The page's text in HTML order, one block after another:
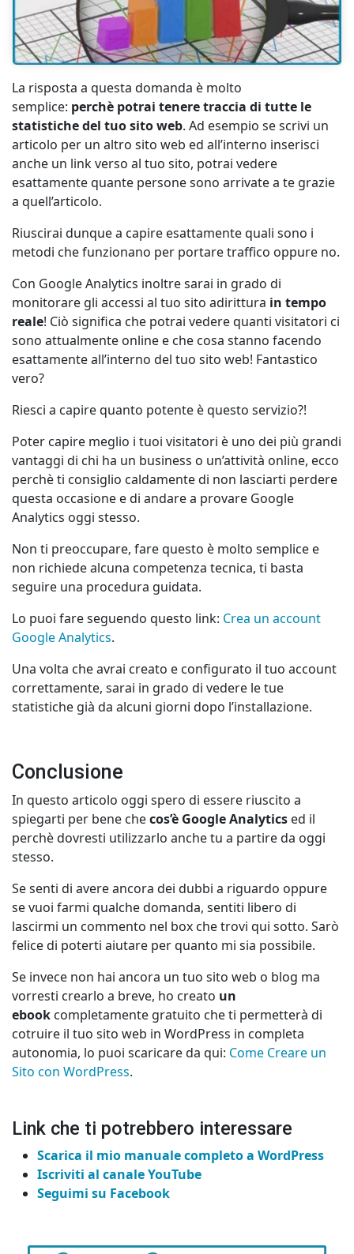
La risposta a questa domanda è molto
semplice: perchè potrai tenere traccia di tutte le
statistiche del tuo sito web. Ad esempio se scrivi un
articolo per un altro sito web ed all’interno inserisci
anche un link verso al tuo sito, potrai vedere
esattamente quante persone sono arrivate a te grazie
a quell’articolo.
Riuscirai dunque a capire esattamente quali sono i
metodi che funzionano per portare traffico oppure no.
Con Google Analytics inoltre sarai in grado di
monitorare gli accessi al tuo sito adirittura in tempo
reale! Ciò significa che potrai vedere quanti visitatori ci
sono attualmente online e che cosa stanno facendo
esattamente all’interno del tuo sito web! Fantastico
vero?
Riesci a capire quanto potente è questo servizio?!
Poter capire meglio i tuoi visitatori è uno dei più grandi
vantaggi di chi ha un business o un’attività online, ecco
perchè ti consiglio caldamente di non lasciarti perdere
questa occasione e di andare a provare Google
Analytics oggi stesso.
Non ti preoccupare, fare questo è molto semplice e
non richiede alcuna competenza tecnica, ti basta
seguire una procedura guidata.
Lo puoi fare seguendo questo link: Crea un account
Google Analytics.
Una volta che avrai creato e configurato il tuo account
correttamente, sarai in grado di vedere le tue
statistiche già da alcuni giorni dopo l’installazione.
Conclusione
In questo articolo oggi spero di essere riuscito a
spiegarti per bene checos’è Google Analytics ed il
perchè dovresti utilizzarlo anche tu a partire da oggi
stesso.
Se senti di avere ancora dei dubbi a riguardo oppure
se vuoi farmi qualche domanda, sentiti libero di
lascirmi un commento nel box che trovi qui sotto. Sarò
felice di poterti aiutare per quanto mi sia possibile.
Se invece non hai ancora un tuo sito web o blog ma
vorresti crearlo a breve, ho creato un
ebook completamente gratuito che ti permetterà di
cotruire il tuo sito web in WordPress in completa
autonomia, lo puoi scaricare da qui: Come Creare un
Sito con WordPress.
Link che ti potrebbero interessare
Scarica il mio manuale completo a WordPress
Iscriviti al canale YouTube
Seguimi su Facebook